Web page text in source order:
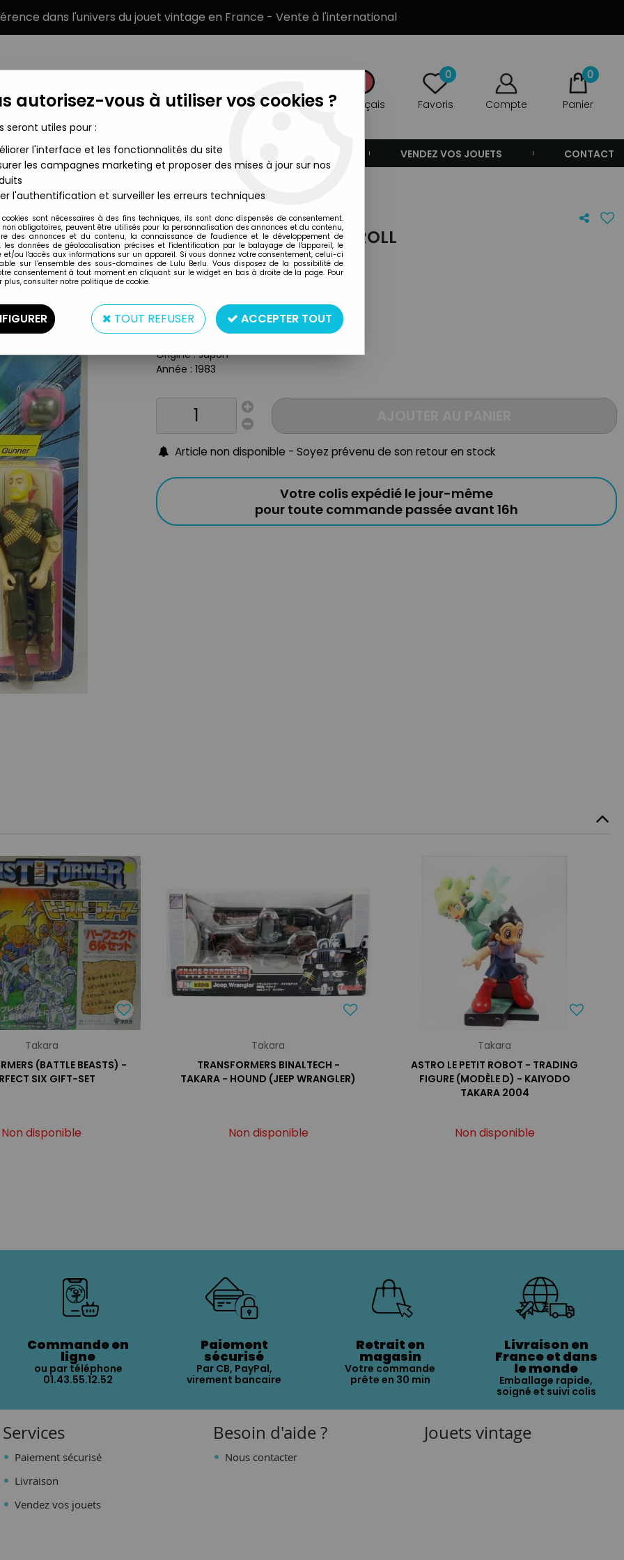
dans l'univers du jouet vintage en France - Vente à l'international
Français
0
Favoris Compte
0
Panier
MARQUES TYPE DE PRODUIT VENDEZ VOS JOUETS CONTACT
Figurines cartées
Takara
G.I.JOE - 1983 - ROCK'N ROLL
AR0002408
Matière : plastique
Taille : 10cm
Origine : Japon
Année : 1983
Article non disponible - Soyez prévenu de son retour en stock
Votre colis expédié le jour-même
pour toute commande passée avant 16h
Takara
(BATTLE BEASTS) -
SIX GIFT-SET
Non disponible
Takara
TRANSFORMERS BINALTECH -
TAKARA - HOUND (JEEP WRANGLER)
Non disponible
Takara
ASTRO LE PETIT ROBOT - TRADING
FIGURE (MODÈLE D) - KAIYODO
TAKARA 2004
Non disponible
Commande en
ligne
ou par téléphone
01.43.55.12.52
Paiement
sécurisé
Par CB, PayPal,
virement bancaire
Retrait en
magasin
Votre commande
prête en 30 min
Livraison en
France et dans
le monde
Emballage rapide,
soigné et suivi colis
Services
Paiement sécurisé
Livraison
Vendez vos jouets
Besoin d'aide ?
Nous contacter
Jouets vintage
autorisez-vous à utiliser vos cookies ?
seront utiles pour :
l'interface et les fonctionnalités du site
les campagnes marketing et proposer des mises à jour sur nos
l'authentification et surveiller les erreurs techniques
cookies sont nécessaires à des fins techniques, ils sont donc dispensés de consentement.
non obligatoires, peuvent être utilisés pour la personnalisation des annonces et du contenu,
des annonces et du contenu, la connaissance de l'audience et le développement de
les données de géolocalisation précises et l'identification par le balayage de l'appareil, le
et/ou l'accès aux informations sur un appareil. Si vous donnez votre consentement, celui-ci
sur l’ensemble des sous-domaines de Lulu Berlu. Vous disposez de la possibilité de
consentement à tout moment en cliquant sur le widget en bas à droite de la page. Pour
plus, consulter notre politique de cookie.
TOUT REFUSER ACCEPTER TOUT